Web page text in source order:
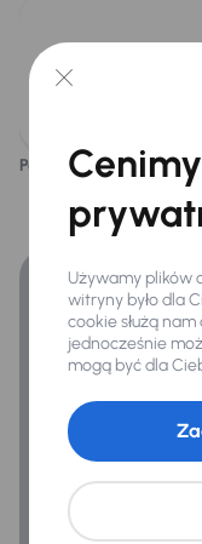
Bezpieczeństwo
ABS
ASR
Automatyczne
Kontrola tlaku
System
Samochód
silnik benzynowy 1.0
Podoba ci się ten opis?
Zyskaj
Używamy plików
witryny było dla
cookie służą nam
jednocześnie
mogą być dla